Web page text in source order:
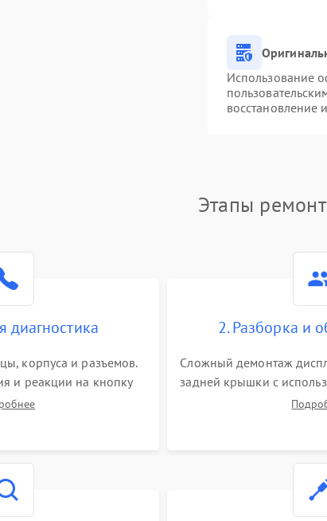
Использование
Этапы
диагностика
корпуса и разъемов.
и реакции на кнопку
звука и
2. Разборка и
Сложный демонтаж
задней крышки с
лопаток. Обязательное